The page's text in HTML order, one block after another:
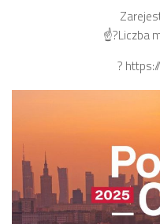
☝?Liczba
?